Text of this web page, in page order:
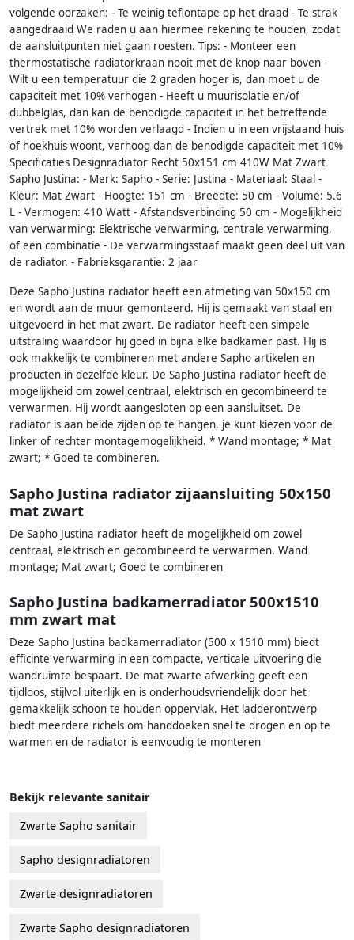
volgende oorzaken: - Te weinig teflontape op het draad - Te strak
aangedraaid We raden u aan hiermee rekening te houden, zodat
de aansluitpunten niet gaan roesten. Tips: - Monteer een
thermostatische radiatorkraan nooit met de knop naar boven -
Wilt u een temperatuur die 2 graden hoger is, dan moet u de
capaciteit met 10% verhogen - Heeft u muurisolatie en/of
dubbelglas, dan kan de benodigde capaciteit in het betreffende
vertrek met 10% worden verlaagd - Indien u in een vrijstaand huis
of hoekhuis woont, verhoog dan de benodigde capaciteit met 10%
Specificaties Designradiator Recht 50x151 cm 410W Mat Zwart
Sapho Justina: - Merk: Sapho - Serie: Justina - Materiaal: Staal -
Kleur: Mat Zwart - Hoogte: 151 cm - Breedte: 50 cm - Volume: 5.6
L - Vermogen: 410 Watt - Afstandsverbinding 50 cm - Mogelijkheid
van verwarming: Elektrische verwarming, centrale verwarming,
of een combinatie - De verwarmingsstaaf maakt geen deel uit van
de radiator. - Fabrieksgarantie: 2 jaar
Deze Sapho Justina radiator heeft een afmeting van 50x150 cm
en wordt aan de muur gemonteerd. Hij is gemaakt van staal en
uitgevoerd in het mat zwart. De radiator heeft een simpele
uitstraling waardoor hij goed in bijna elke badkamer past. Hij is
ook makkelijk te combineren met andere Sapho artikelen en
producten in dezelfde kleur. De Sapho Justina radiator heeft de
mogelijkheid om zowel centraal, elektrisch en gecombineerd te
verwarmen. Hij wordt aangesloten op een aansluitset. De
radiator is aan beide zijden op te hangen, je kunt kiezen voor de
linker of rechter montagemogelijkheid. * Wand montage; * Mat
zwart; * Goed te combineren.
Sapho Justina radiator zijaansluiting 50x150
mat zwart
De Sapho Justina radiator heeft de mogelijkheid om zowel
centraal, elektrisch en gecombineerd te verwarmen. Wand
montage; Mat zwart; Goed te combineren
Sapho Justina badkamerradiator 500x1510
mm zwart mat
Deze Sapho Justina badkamerradiator (500 x 1510 mm) biedt
efficinte verwarming in een compacte, verticale uitvoering die
wandruimte bespaart. De mat zwarte afwerking geeft een
tijdloos, stijlvol uiterlijk en is onderhoudsvriendelijk door het
gemakkelijk schoon te houden oppervlak. Het ladderontwerp
biedt meerdere richels om handdoeken snel te drogen en op te
warmen en de radiator is eenvoudig te monteren
Bekijk relevante sanitair
Zwarte Sapho sanitair
Sapho designradiatoren
Zwarte designradiatoren
Zwarte Sapho designradiatoren